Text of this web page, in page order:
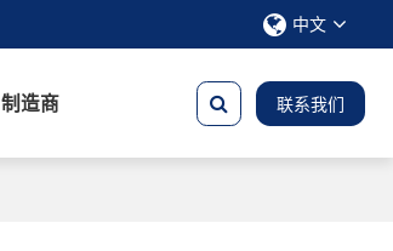
中文
制造商 联系我们